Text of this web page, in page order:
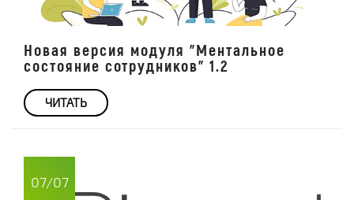
Новая версия модуля "Ментальное
состояние сотрудников" 1.2
ЧИТАТЬ
07/07